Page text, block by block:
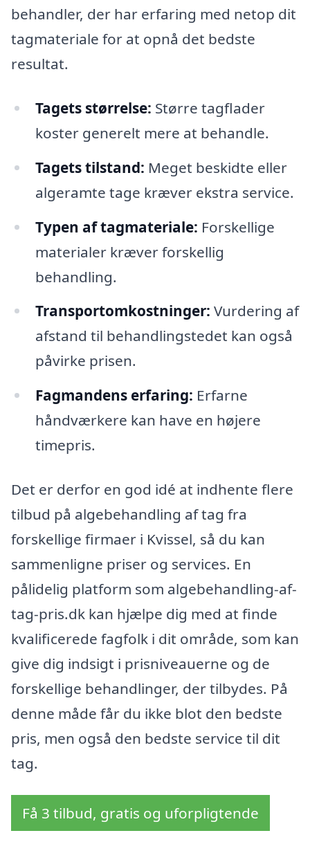
behandler, der har erfaring med netop dit
tagmateriale for at opnå det bedste
resultat.
Tagets størrelse: Større tagflader
koster generelt mere at behandle.
Tagets tilstand: Meget beskidte eller
algeramte tage kræver ekstra service.
Typen af tagmateriale: Forskellige
materialer kræver forskellig
behandling.
Transportomkostninger: Vurdering af
afstand til behandlingstedet kan også
påvirke prisen.
Fagmandens erfaring: Erfarne
håndværkere kan have en højere
timepris.
Det er derfor en god idé at indhente flere
tilbud på algebehandling af tag fra
forskellige firmaer i Kvissel, så du kan
sammenligne priser og services. En
pålidelig platform som algebehandling-af-
tag-pris.dk kan hjælpe dig med at finde
kvalificerede fagfolk i dit område, som kan
give dig indsigt i prisniveauerne og de
forskellige behandlinger, der tilbydes. På
denne måde får du ikke blot den bedste
pris, men også den bedste service til dit
tag.
Få 3 tilbud, gratis og uforpligtende